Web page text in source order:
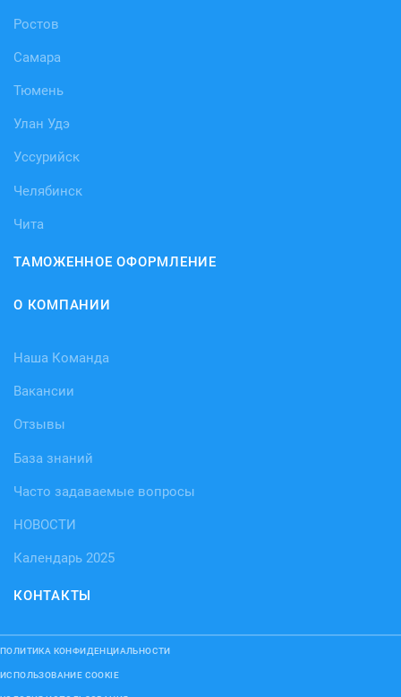
Ростов
Самара
Тюмень
Улан Удэ
Уссурийск
Челябинск
Чита
ТАМОЖЕННОЕ ОФОРМЛЕНИЕ
О КОМПАНИИ
Наша Команда
Вакансии
Отзывы
База знаний
Часто задаваемые вопросы
НОВОСТИ
Календарь 2025
КОНТАКТЫ
ПОЛИТИКА КОНФИДЕНЦИАЛЬНОСТИ
ИСПОЛЬЗОВАНИЕ COOKIE